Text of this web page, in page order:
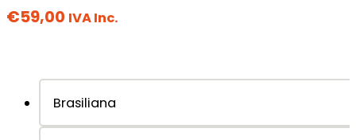
€59,00 IVA Inc.
Brasiliana